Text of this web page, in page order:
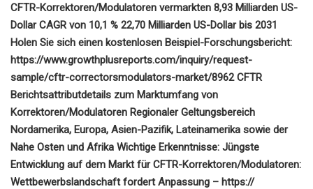
CFTR-Korrektoren/Modulatoren vermarkten 8,93 Milliarden US-
Dollar CAGR von 10,1 % 22,70 Milliarden US-Dollar bis 2031
Holen Sie sich einen kostenlosen Beispiel-Forschungsbericht:
https://www.growthplusreports.com/inquiry/request-
sample/cftr-correctorsmodulators-market/8962 CFTR
Berichtsattributdetails zum Marktumfang von
Korrektoren/Modulatoren Regionaler Geltungsbereich
Nordamerika, Europa, Asien-Pazifik, Lateinamerika sowie der
Nahe Osten und Afrika Wichtige Erkenntnisse: Jüngste
Entwicklung auf dem Markt für CFTR-Korrektoren/Modulatoren:
Wettbewerbslandschaft fordert Anpassung – https://